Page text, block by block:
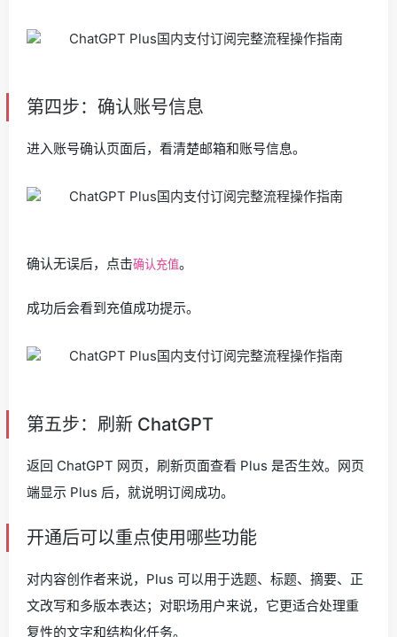
第四步：确认账号信息
进入账号确认页面后，看清楚邮箱和账号信息。
确认无误后，点击确认充值。
成功后会看到充值成功提示。
第五步：刷新 ChatGPT
返回 ChatGPT 网页，刷新页面查看 Plus 是否生效。网页
端显示 Plus 后，就说明订阅成功。
开通后可以重点使用哪些功能
对内容创作者来说，Plus 可以用于选题、标题、摘要、正
文改写和多版本表达；对职场用户来说，它更适合处理重
复性的文字和结构化任务。